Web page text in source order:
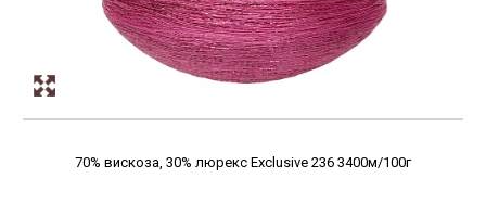
70% вискоза, 30% люрекс Exclusive 236 3400м/100г